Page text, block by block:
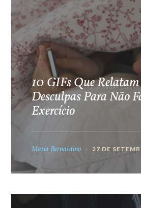
10 GIFs Que
Desculpas Para Não
Exercício
Maria Bernardino 27 DE